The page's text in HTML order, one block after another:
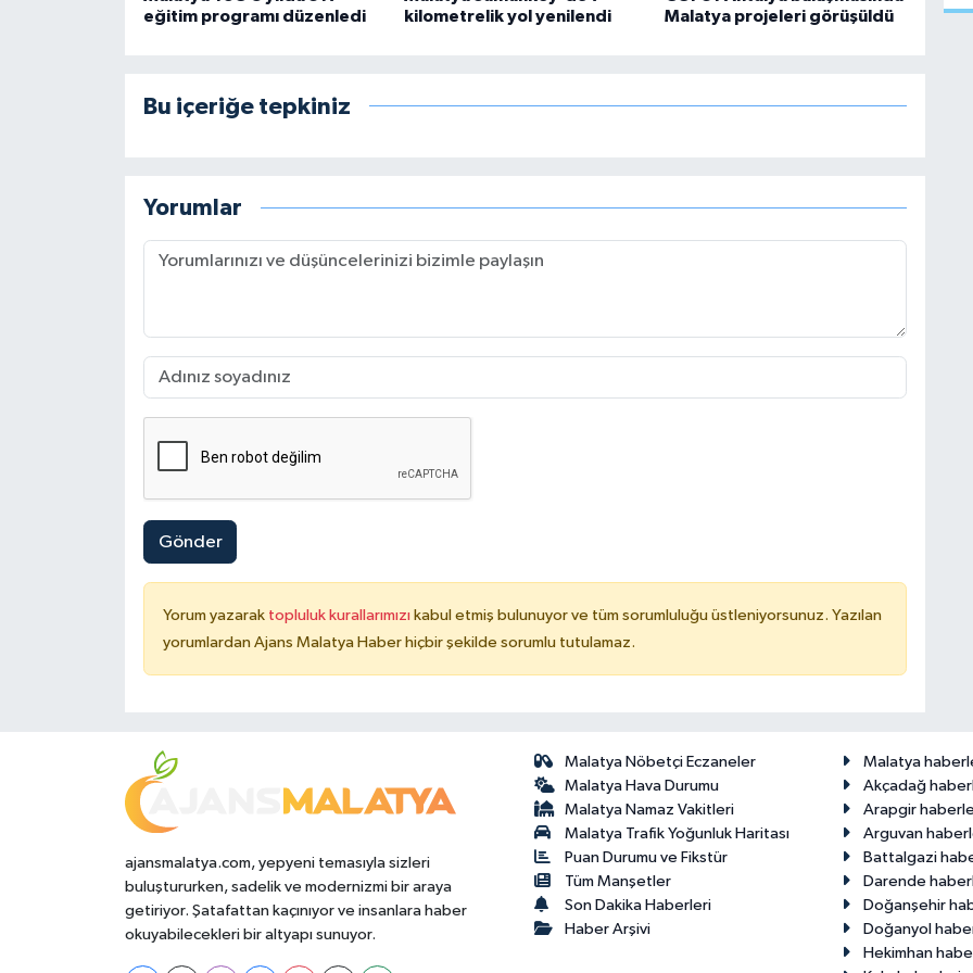
eğitim programı düzenledi
kilometrelik yol yenilendi
Malatya projeleri görüşüldü
Bu içeriğe tepkiniz
Yorumlar
Gönder
Yorum yazarak topluluk kurallarımızı kabul etmiş bulunuyor ve tüm sorumluluğu üstleniyorsunuz. Yazılan
yorumlardan Ajans Malatya Haber hiçbir şekilde sorumlu tutulamaz.
ajansmalatya.com, yepyeni temasıyla sizleri
buluştururken, sadelik ve modernizmi bir araya
getiriyor. Şatafattan kaçınıyor ve insanlara haber
okuyabilecekleri bir altyapı sunuyor.
Malatya Nöbetçi Eczaneler
Malatya Hava Durumu
Malatya Namaz Vakitleri
Malatya Trafik Yoğunluk Haritası
Puan Durumu ve Fikstür
Tüm Manşetler
Son Dakika Haberleri
Haber Arşivi
Malatya
Akçadağ
Arapgir
Arguvan
Battalgazi
Darende
Doğanşehir
Doğanyol
Hekimhan